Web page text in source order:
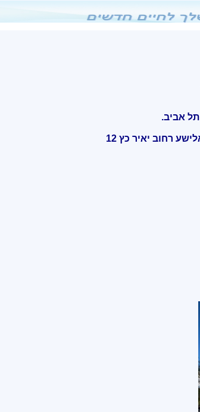
מרפאות מומחים בית חולים אלישע רחוב יאיר כץ 12